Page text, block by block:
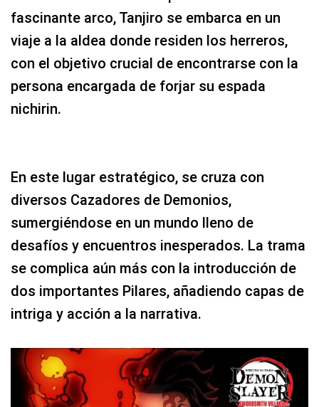
fascinante arco, Tanjiro se embarca en un
viaje a la aldea donde residen los herreros,
con el objetivo crucial de encontrarse con la
persona encargada de forjar su espada
nichirin.
En este lugar estratégico, se cruza con
diversos Cazadores de Demonios,
sumergiéndose en un mundo lleno de
desafíos y encuentros inesperados. La trama
se complica aún más con la introducción de
dos importantes Pilares, añadiendo capas de
intriga y acción a la narrativa.